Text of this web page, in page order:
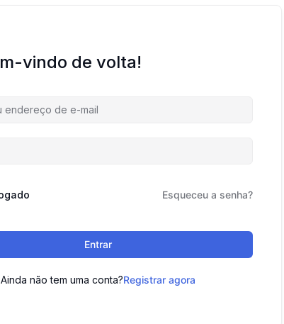
vindo de volta!
Esqueceu a senha?
Entrar
Ainda não tem uma conta?Registrar agora